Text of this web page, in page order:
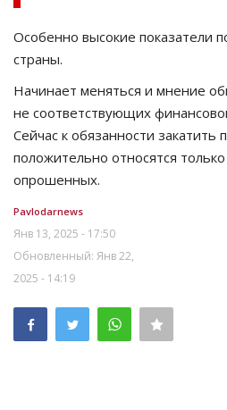
Особенно высокие показатели
страны.
Начинает меняться и мнение
не соответствующих
Сейчас к обязанности закатить
положительно относятся
опрошенных.
Pavlodarnews
Янв 13, 2025 - 17:50
Обновленный: Янв 22,
2025 - 14:19